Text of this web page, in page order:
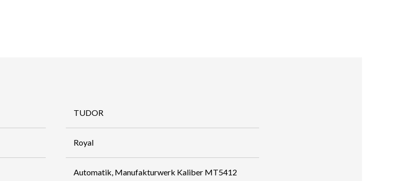
TUDOR
Royal
Automatik, Manufakturwerk Kaliber MT5412